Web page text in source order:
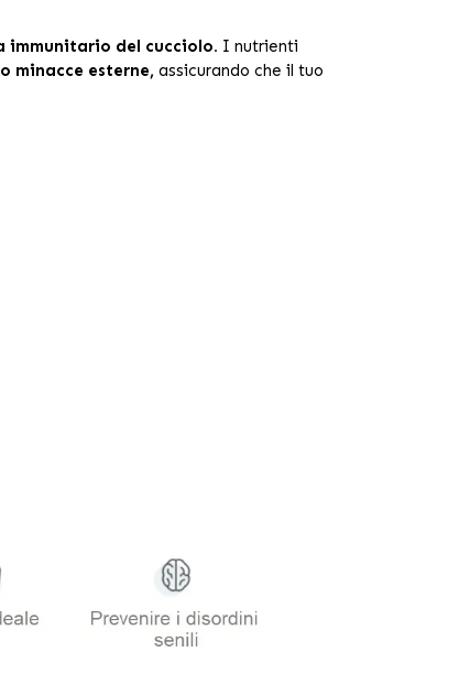
immunitario del cucciolo. I nutrienti
minacce esterne, assicurando che il tuo